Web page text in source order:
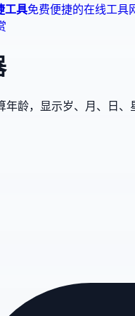
工具免费便捷的在线工具
年龄，显示岁、月、日